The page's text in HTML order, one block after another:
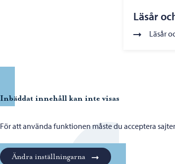
Läsår
Läsår
Inbäddat innehåll kan inte visas
För att använda funktionen måste du acceptera
Ändra inställningarna